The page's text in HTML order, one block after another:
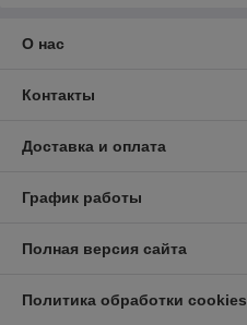
О нас
Контакты
Доставка и оплата
График работы
Полная версия сайта
Политика обработки cookies